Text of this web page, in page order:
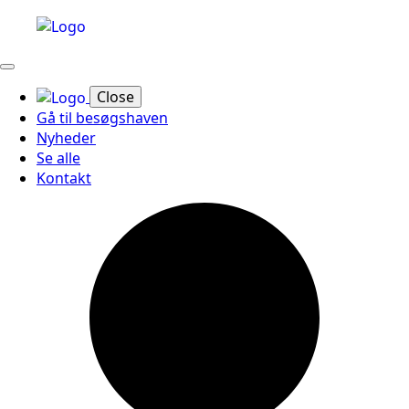
Close
Gå til besøgshaven
Nyheder
Se alle
Kontakt